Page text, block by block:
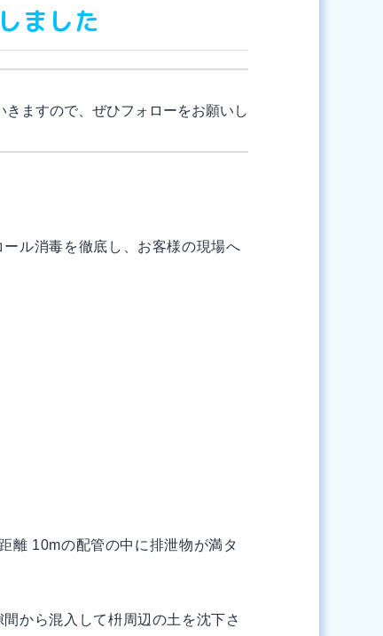
ました
ますので、ぜひフォローをお願いし
ル消毒を徹底し、お客様の現場へ
離 10mの配管の中に排泄物が満タ
から混入して枡周辺の土を沈下さ